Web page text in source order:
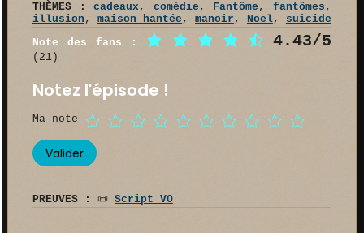
THÈMES :
cadeaux, comédie , Fantôme ,fantômes ,
illusion , maison hantée , manoir , Noël, suicide
Note des fans :
4.43/5
(21)
Notez l'épisode !
Ma note
PREUVES : 📜 Script VO